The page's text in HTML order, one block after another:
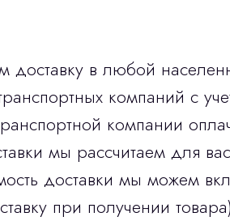
доставку в любой
компаний с
компании
мы рассчитаем для
доставки мы можем
при получении